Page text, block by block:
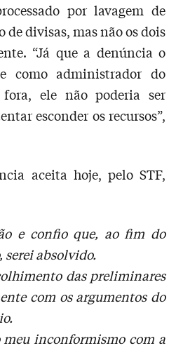
por lavagem de
de divisas, mas não os dois
“Já que a denúncia o
como administrador do
ele não poderia ser
esconder os recursos”,
aceita hoje, pelo STF,
e confio que, ao fim do
absolvido.
das preliminares
com os argumentos do
meu inconformismo com a